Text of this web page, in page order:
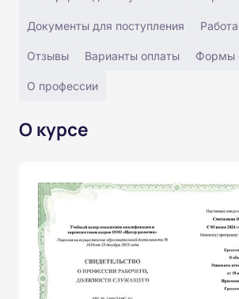
Документы для поступления
Отзывы Варианты оплаты Формы
О профессии
О курсе